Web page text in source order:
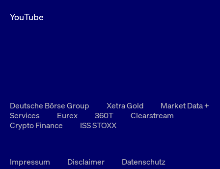
YouTube
Deutsche Börse Group Xetra Gold
Market Data +
Services
Eurex 360T
Clearstream
Crypto Finance
ISS STOXX
Impressum Disclaimer
Datenschutz